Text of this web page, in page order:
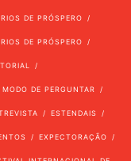
DE PRÓSPERO
DE PRÓSPERO
MODO DE PERGUNTAR
ESTENDAIS
EXPECTORAÇÃO